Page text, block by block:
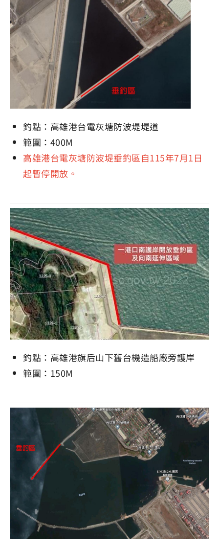
釣點：高雄港台電灰塘防波堤堤道
範圍：400M
高雄港台電灰塘防波堤垂釣區自115年7月1日
起暫停開放。
釣點：高雄港旗后山下舊台機造船廠旁護岸
範圍：150M